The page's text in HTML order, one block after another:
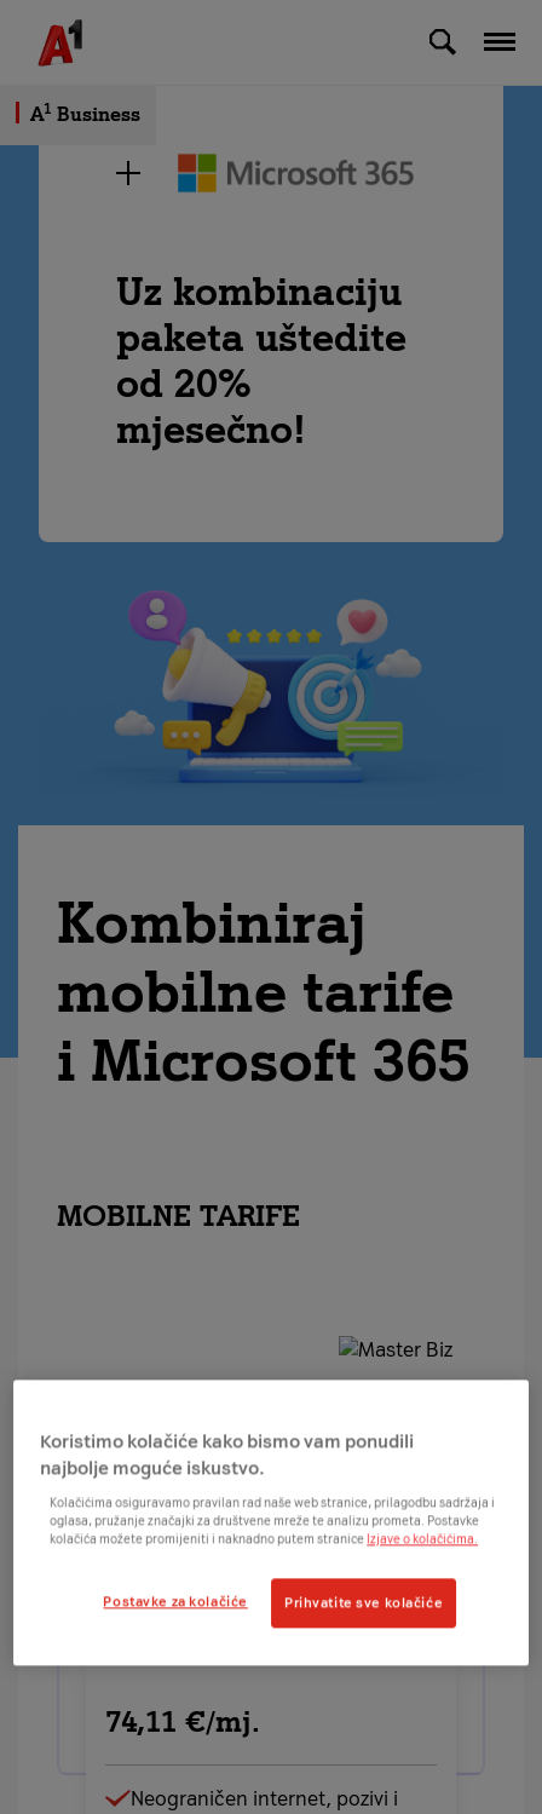
Skip to Main Content
A1 Business
Uz kombinaciju
paketa uštedite
od 20%
mjesečno!
Kombiniraj
mobilne tarife
i Microsoft 365
MOBILNE TARIFE
Master Biz
74,11 €/mj.
Neograničen internet, pozivi i
Koristimo kolačiće kako bismo vam ponudili
najbolje moguće iskustvo.
Kolačićima osiguravamo pravilan rad naše web stranice, prilagodbu sadržaja i
oglasa, pružanje značajki za društvene mreže te analizu prometa. Postavke
kolačića možete promijeniti i naknadno putem stranice Izjave o kolačićima.
Postavke za kolačiće Prihvatite sve kolačiće